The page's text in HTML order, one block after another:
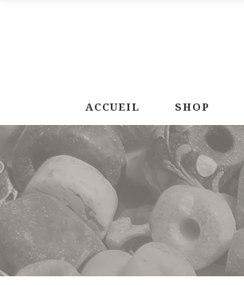
ACCUEIL SHOP